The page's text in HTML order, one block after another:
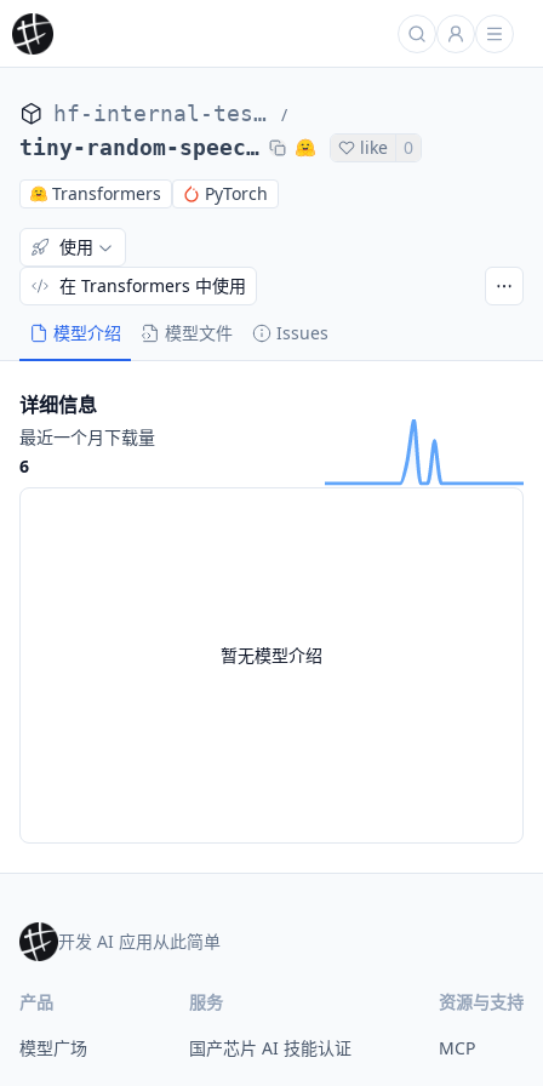
hf-internal-testing /
tiny-random-speech_to_text like
0
Transformers
PyTorch
模型介绍 模型文件 Issues
使用
在 Transformers 中使用
暂无模型介绍
详细信息
最近一个月下载量
6
开发 AI 应用从此简单
产品
模型广场
服务
国产芯片 AI 技能认证
资源与支持
MCP